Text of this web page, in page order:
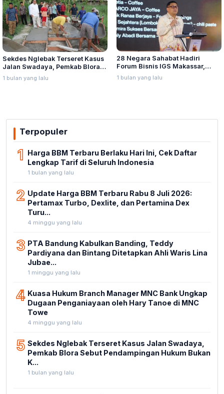
Sekdes Nglebak Terseret Kasus
Jalan Swadaya, Pemkab Blora
Sebut Pendampingan Hukum
Bukan Kewenangannya
1 bulan yang lalu
28 Negara Sahabat Hadiri
Forum Bisnis IGS Makassar,
Munafri Tawarkan Investasi
Stadion Untia
1 bulan yang lalu
Terpopuler
1 Harga BBM Terbaru Berlaku Hari Ini, Cek Daftar
Lengkap Tarif di Seluruh Indonesia
1 bulan yang lalu
2 Update Harga BBM Terbaru Rabu 8 Juli 2026:
Pertamax Turbo, Dexlite, dan Pertamina Dex
Turu...
4 minggu yang lalu
3 PTA Bandung Kabulkan Banding, Teddy
Pardiyana dan Bintang Ditetapkan Ahli Waris Lina
Jubae...
1 minggu yang lalu
4 Kuasa Hukum Branch Manager MNC Bank Ungkap
Dugaan Penganiayaan oleh Hary Tanoe di MNC
Towe
4 minggu yang lalu
5 Sekdes Nglebak Terseret Kasus Jalan Swadaya,
Pemkab Blora Sebut Pendampingan Hukum Bukan
K...
1 bulan yang lalu